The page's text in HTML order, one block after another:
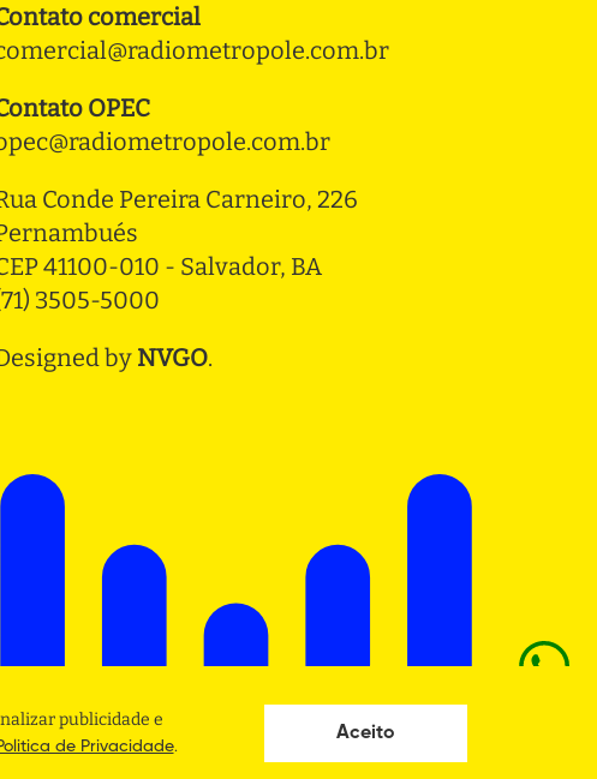
comercial
OPEC
Conde Pereira Carneiro, 226
41100-010 - Salvador, BA
3505-5000
by NVGO.
publicidade e
de Privacidade.
Aceito